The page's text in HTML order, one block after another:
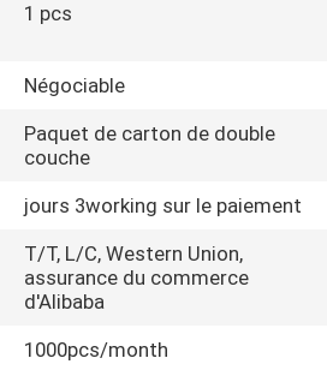
1 pcs
Négociable
Paquet de carton de double
couche
jours 3working sur le paiement
T/T, L/C, Western Union,
assurance du commerce
d'Alibaba
1000pcs/month